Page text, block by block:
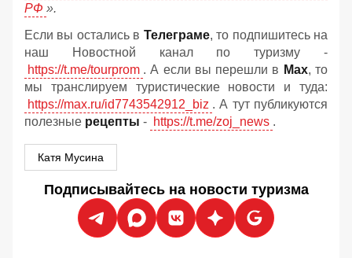
РФ ».
Если вы остались в Телеграме, то подпишитесь на
наш Новостной канал по туризму -
https://t.me/tourprom . А если вы перешли в Мах, то
мы транслируем туристические новости и туда:
https://max.ru/id7743542912_biz . А тут публикуются
полезные рецепты - https://t.me/zoj_news .
Катя Мусина
Подписывайтесь на новости туризма